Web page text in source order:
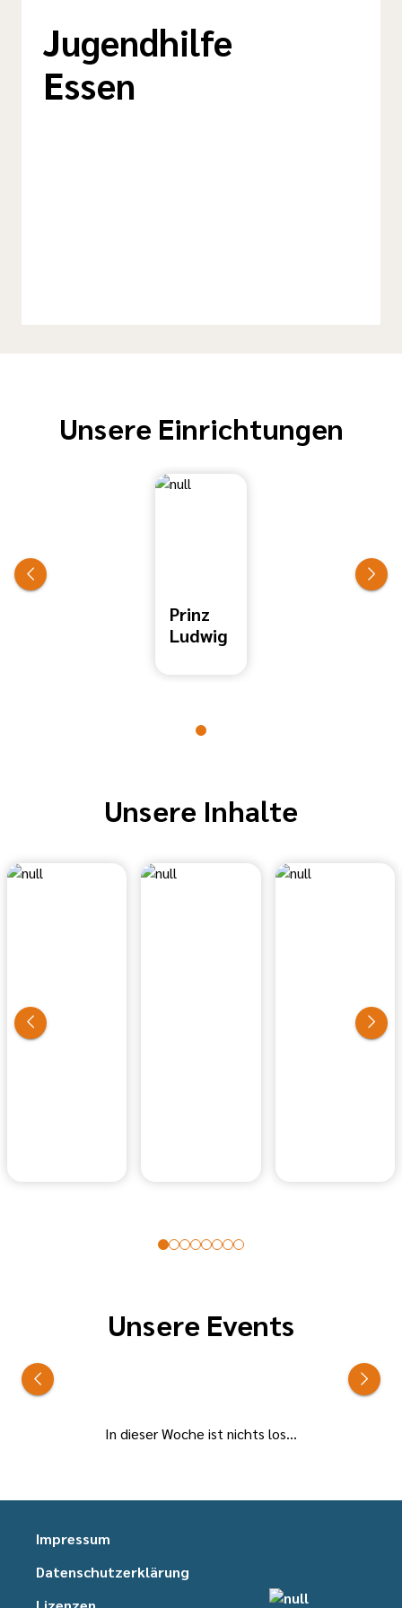
Jugendhilfe
Essen
Unsere Einrichtungen
Prinz
Ludwig
Unsere Inhalte
Unsere Events
In dieser Woche ist nichts los...
Impressum
Datenschutzerklärung